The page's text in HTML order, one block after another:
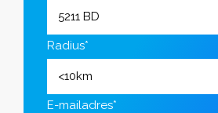
Radius*
E-mailadres*